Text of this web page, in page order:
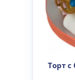
Торт